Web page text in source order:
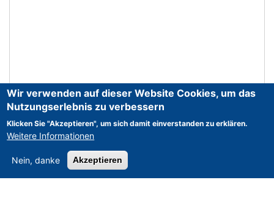
Wir verwenden auf dieser Website Cookies, um das
Nutzungserlebnis zu verbessern
Klicken Sie "Akzeptieren", um sich damit einverstanden zu erklären.
Weitere Informationen
Nein, danke Akzeptieren